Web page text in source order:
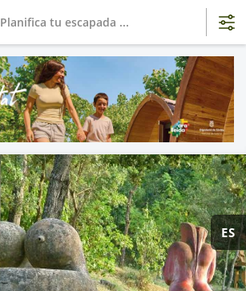
ES
Planifica tu escapada ...